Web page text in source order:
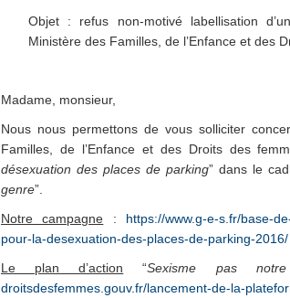
Objet : refus non-motivé labellisation
Ministère des Familles, de l’Enfance et des
Madame, monsieur,
Nous nous permettons de vous solliciter
Familles, de l’Enfance et des Droits des
désexuation des places de parking” dans le
genre”.
Notre campagne : https://www.g-e-s.fr/base-
pour-la-desexuation-des-places-de-parking-2016/
Le plan d’action “Sexisme pas
droitsdesfemmes.gouv.fr/lancement-de-la-